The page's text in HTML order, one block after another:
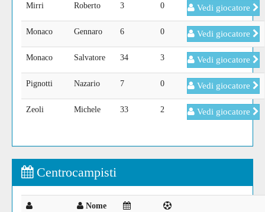
Mirri Roberto 3 0 Vedi giocatore
Monaco Gennaro 6 0 Vedi giocatore
Monaco Salvatore 34 3 Vedi giocatore
Pignotti Nazario 7 0 Vedi giocatore
Zeoli Michele 33 2 Vedi giocatore
Centrocampisti
Nome